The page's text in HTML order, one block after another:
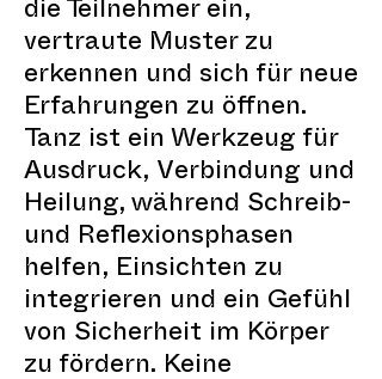
die Teilnehmer ein,
vertraute Muster zu
erkennen und sich für neue
Erfahrungen zu öffnen.
Tanz ist ein Werkzeug für
Ausdruck, Verbindung und
Heilung, während Schreib-
und Reflexionsphasen
helfen, Einsichten zu
integrieren und ein Gefühl
von Sicherheit im Körper
zu fördern. Keine